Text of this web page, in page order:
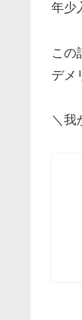
年少
この
デメ
＼我